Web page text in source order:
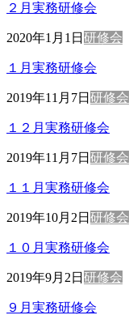
２月実務研修会
2020年1月1日 研修会
１月実務研修会
2019年11月7日 研修会
１２月実務研修会
2019年11月7日 研修会
１１月実務研修会
2019年10月2日 研修会
１０月実務研修会
2019年9月2日 研修会
９月実務研修会